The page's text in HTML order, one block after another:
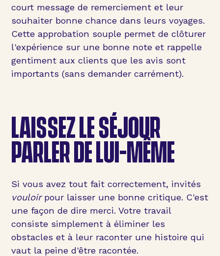
court message de remerciement et leur
souhaiter bonne chance dans leurs voyages.
Cette approbation souple permet de clôturer
l'expérience sur une bonne note et rappelle
gentiment aux clients que les avis sont
importants (sans demander carrément).
LAISSEZ LE SÉJOUR
PARLER DE LUI-MÊME
Si vous avez tout fait correctement, invités
vouloirpour laisser une bonne critique. C'est
une façon de dire merci. Votre travail
consiste simplement à éliminer les
obstacles et à leur raconter une histoire qui
vaut la peine d'être racontée.